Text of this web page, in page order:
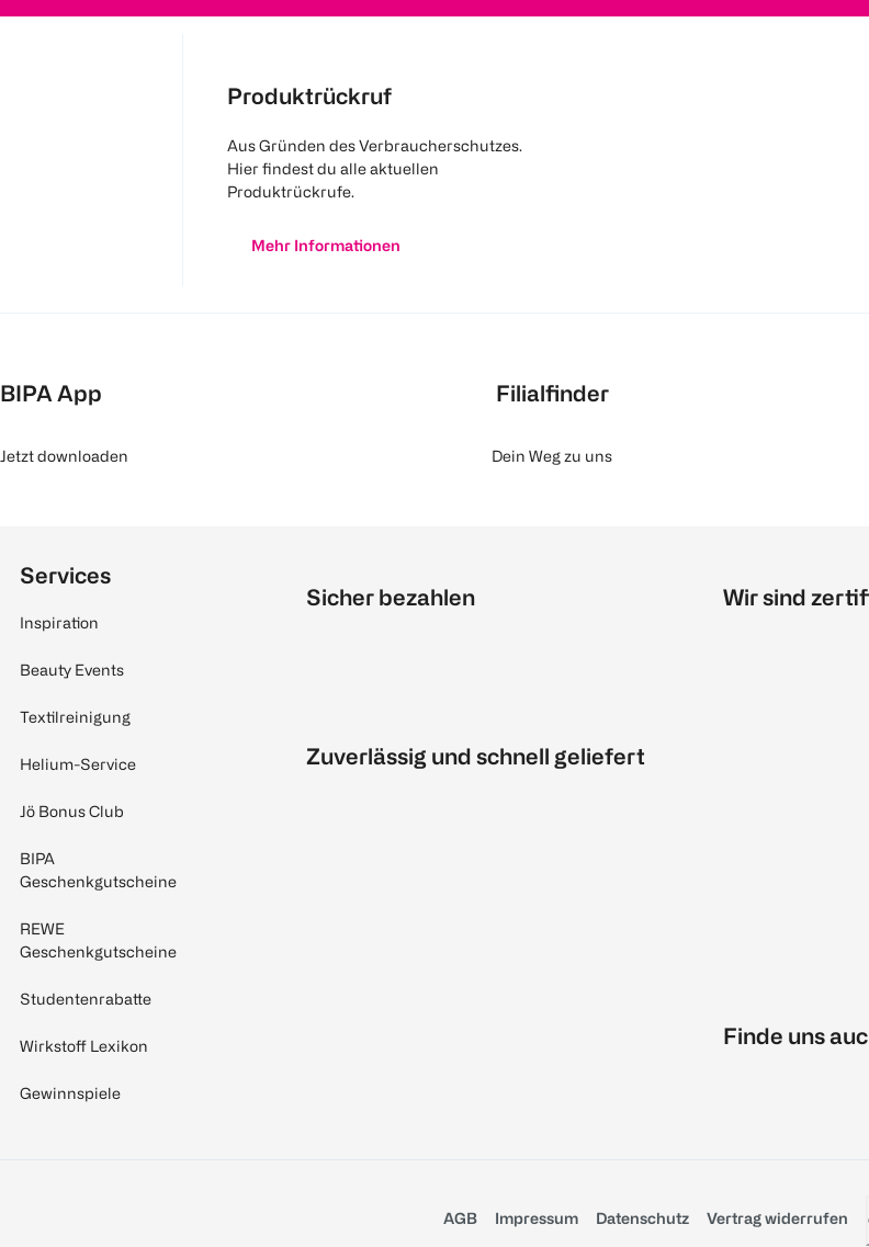
Produktrückruf
Aus Gründen des Verbraucherschutzes.
Hier findest du alle aktuellen
Produktrückrufe.
Mehr Informationen
BIPA App
Jetzt downloaden
Filialfinder
Dein Weg zu uns
Services
Inspiration
Beauty Events
Textilreinigung
Helium-Service
Jö Bonus Club
BIPA
Geschenkgutscheine
REWE
Geschenkgutscheine
Studentenrabatte
Wirkstoff Lexikon
Gewinnspiele
Sicher bezahlen
Zuverlässig und schnell geliefert
Wir sind
Finde uns
AGB Impressum Datenschutz Vertrag widerrufen